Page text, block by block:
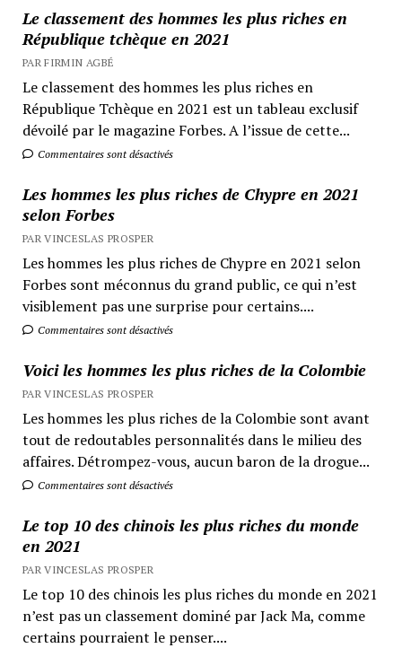
Le classement des hommes les plus riches en
République tchèque en 2021
PAR FIRMIN AGBÉ
Le classement des hommes les plus riches en
République Tchèque en 2021 est un tableau exclusif
dévoilé par le magazine Forbes. A l’issue de cette...
Commentaires sont désactivés
Les hommes les plus riches de Chypre en 2021
selon Forbes
PAR VINCESLAS PROSPER
Les hommes les plus riches de Chypre en 2021 selon
Forbes sont méconnus du grand public, ce qui n’est
visiblement pas une surprise pour certains....
Commentaires sont désactivés
Voici les hommes les plus riches de la Colombie
PAR VINCESLAS PROSPER
Les hommes les plus riches de la Colombie sont avant
tout de redoutables personnalités dans le milieu des
affaires. Détrompez-vous, aucun baron de la drogue...
Commentaires sont désactivés
Le top 10 des chinois les plus riches du monde
en 2021
PAR VINCESLAS PROSPER
Le top 10 des chinois les plus riches du monde en 2021
n’est pas un classement dominé par Jack Ma, comme
certains pourraient le penser....